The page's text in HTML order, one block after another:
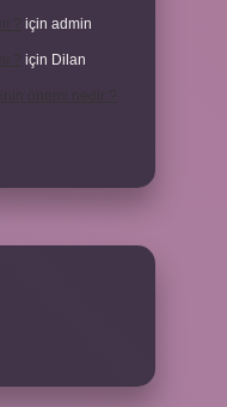
için admin
için Dilan